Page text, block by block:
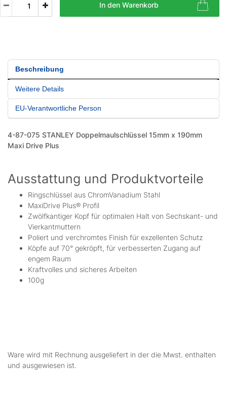
In den Warenkorb
Beschreibung
Weitere Details
EU-Verantwortliche Person
4-87-075 STANLEY Doppelmaulschlüssel 15mm x 190mm
Maxi Drive Plus
Ausstattung und Produktvorteile
Ringschlüssel aus ChromVanadium Stahl
MaxiDrive Plus® Profil
Zwölfkantiger Kopf für optimalen Halt von Sechskant- und
Vierkantmuttern
Poliert und verchromtes Finish für exzellenten Schutz
Köpfe auf 70° gekröpft, für verbesserten Zugang auf
engem Raum
Kraftvolles und sicheres Arbeiten
100g
Ware wird mit Rechnung ausgeliefert in der die Mwst. enthalten
und ausgewiesen ist.